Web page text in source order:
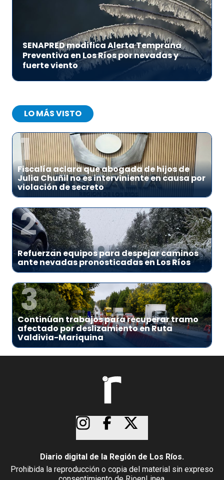
SENAPRED modifica Alerta Temprana
Preventiva en Los Ríos por nevadas y
fuerte viento
LO MÁS VISTO
1
Fiscalía aclara que abogada de hijos de
Julia Chuñil no es interviniente en causa por
violación de secreto
2
Refuerzan equipos para despejar caminos
ante nevadas pronosticadas en Los Ríos
3
Continúan trabajos para recuperar tramo
afectado por deslizamiento en Ruta
Valdivia-Mariquina
Diario digital de la Región de Los Ríos.
Prohibida la reproducción o copia del material sin expreso